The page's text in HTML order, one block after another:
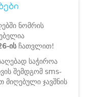
ნომრის
ის ჩათვლით!
საჭიროა
შემდგომ sms-
ჯავშნის